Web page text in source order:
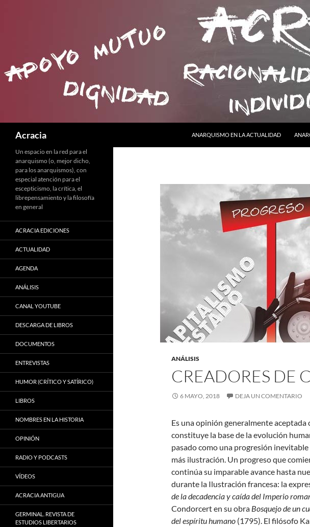
Acracia
ANARQUISMO EN LA ACTUALIDAD
ANÁLISIS
CREADORES DE
6 MAYO, 2018 DEJA UN COMENTARIO
Es una opinión generalmente aceptada
constituye la base de la evolución
pasado como una progresión
más ilustración. Un progreso que
continúa su imparable avance hasta
durante la Ilustración francesa: la
de la decadencia y caída del Imperio
Condorcert en su obra Bosquejo de un
del espíritu humano (1795). El filósofo
Un espacio en la red para el
anarquismo (o, mejor dicho,
para los anarquismos), con
especial atención para el
escepticismo, la crítica, el
librepensamiento y la filosofía
en general
ACRACIA EDICIONES
ACTUALIDAD
AGENDA
ANÁLISIS
CANAL YOUTUBE
DESCARGA DE LIBROS
DOCUMENTOS
ENTREVISTAS
HUMOR (CRÍTICO Y SATÍRICO)
LIBROS
NOMBRES EN LA HISTORIA
OPINIÓN
RADIO Y PODCASTS
VÍDEOS
ACRACIA ANTIGUA
GERMINAL. REVISTA DE
ESTUDIOS LIBERTARIOS